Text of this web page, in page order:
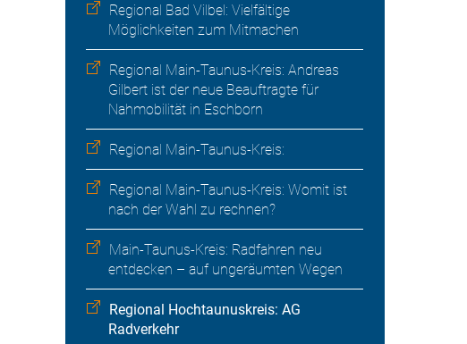
Regional Bad Vilbel: Vielfältige
Möglichkeiten zum Mitmachen
Regional Main-Taunus-Kreis: Andreas
Gilbert ist der neue Beauftragte für
Nahmobilität in Eschborn
Regional Main-Taunus-Kreis:
Regional Main-Taunus-Kreis: Womit ist
nach der Wahl zu rechnen?
Main-Taunus-Kreis: Radfahren neu
entdecken – auf ungeräumten Wegen
Regional Hochtaunuskreis: AG
Radverkehr